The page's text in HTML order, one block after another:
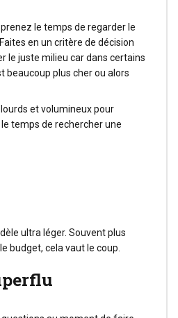
le temps de regarder le
en un critère de décision
le juste milieu car dans certains
beaucoup plus cher ou alors
et volumineux pour
temps de rechercher une
ultra léger. Souvent plus
budget, cela vaut le coup.